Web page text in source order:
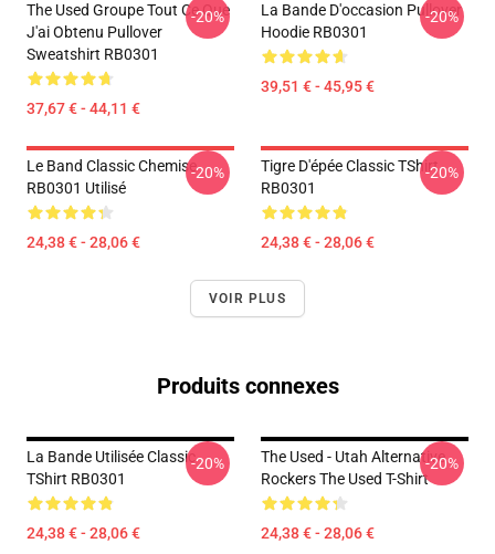
The Used Groupe Tout Ce Que
J'ai Obtenu Pullover
Sweatshirt RB0301
37,67 € - 44,11 €
-20%
La Bande D'occasion Pullover
Hoodie RB0301
39,51 € - 45,95 €
-20%
Le Band Classic Chemise
RB0301 Utilisé
24,38 € - 28,06 €
-20%
Tigre D'épée Classic TShirt
RB0301
24,38 € - 28,06 €
-20%
VOIR PLUS
Produits connexes
La Bande Utilisée Classic
TShirt RB0301
24,38 € - 28,06 €
-20%
The Used - Utah Alternative
Rockers The Used T-Shirt
24,38 € - 28,06 €
-20%